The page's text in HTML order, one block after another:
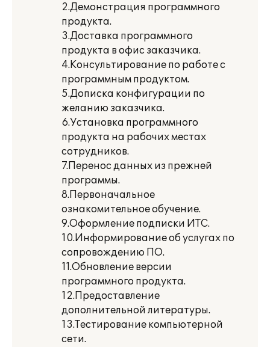
2.Демонстрация программного
продукта.
3.Доставка программного
продукта в офис заказчика.
4.Консультирование по работе с
программным продуктом.
5.Дописка конфигурации по
желанию заказчика.
6.Установка программного
продукта на рабочих местах
сотрудников.
7.Перенос данных из прежней
программы.
8.Первоначальное
ознакомительное обучение.
9.Оформление подписки ИТС.
10.Информирование об услугах по
сопровождению ПО.
11.Обновление версии
программного продукта.
12.Предоставление
дополнительной литературы.
13.Тестирование компьютерной
сети.